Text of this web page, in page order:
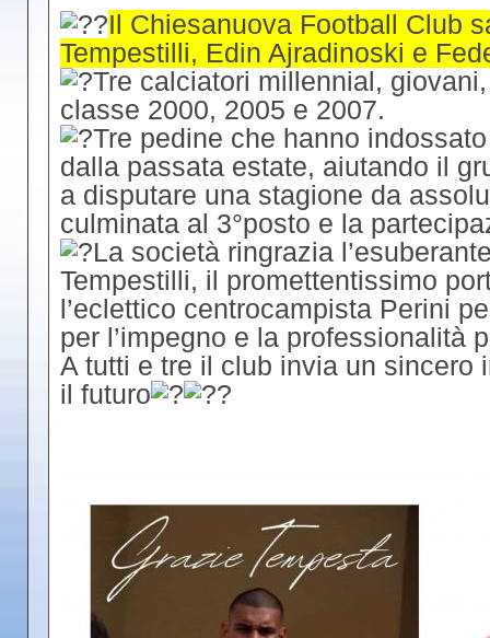
Il Chiesanuova Football Club
Tempestilli, Edin Ajradinoski e
Tre calciatori millennial,
classe 2000, 2005 e 2007.
Tre pedine che hanno
dalla passata estate, aiutando il
a disputare una stagione da
culminata al 3°posto e la
La società ringrazia
Tempestilli, il promettentissimo
l’eclettico centrocampista Perini
per l’impegno e la professionalità
A tutti e tre il club invia un sincero
il futuro